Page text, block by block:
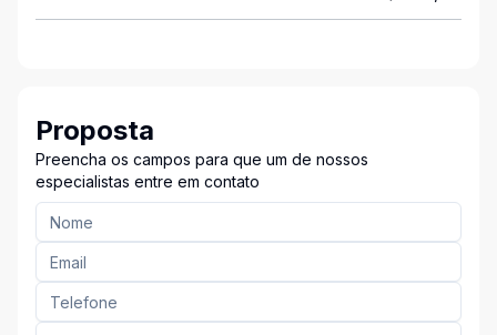
Proposta
Preencha os campos para que um de nossos
especialistas entre em contato